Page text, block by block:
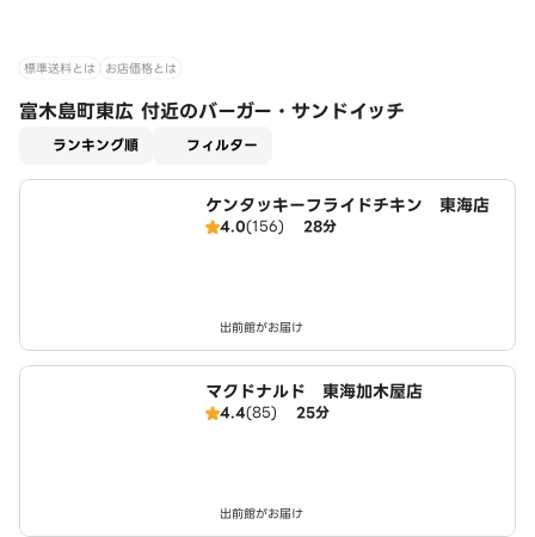
標準送料とは お店価格とは
富木島町東広 付近のバーガー・サンドイッチ
ランキング順 フィルター
ケンタッキーフライドチキン 東海店
4.0(156) 28分
出前館がお届け
マクドナルド 東海加木屋店
4.4(85) 25分
出前館がお届け